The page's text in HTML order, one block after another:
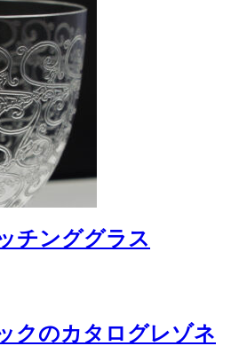
チンググラス
クのカタログレゾネ